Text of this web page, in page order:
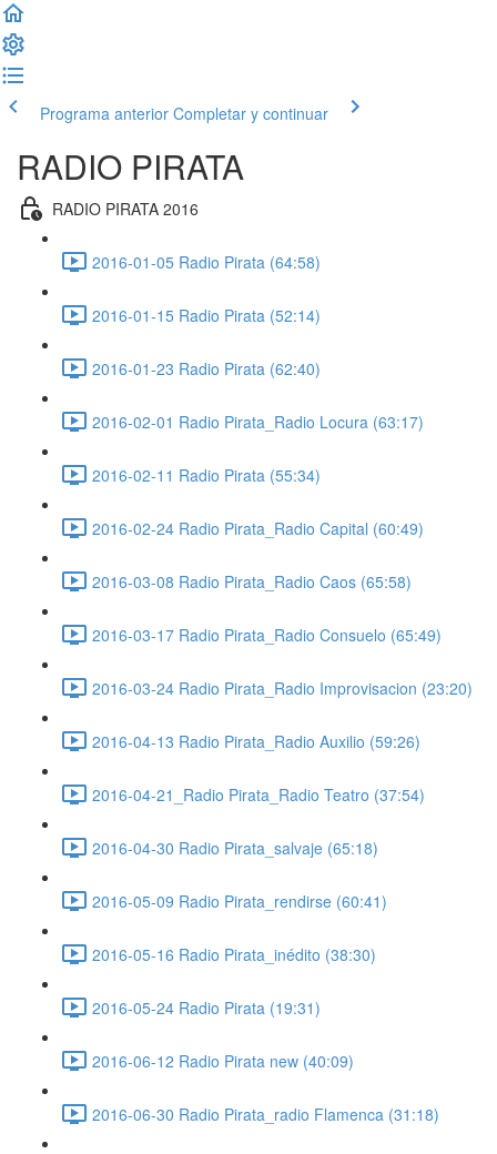
Programa anterior Completar y continuar
RADIO PIRATA
RADIO PIRATA 2016
2016-01-05 Radio Pirata (64:58)
2016-01-15 Radio Pirata (52:14)
2016-01-23 Radio Pirata (62:40)
2016-02-01 Radio Pirata_Radio Locura (63:17)
2016-02-11 Radio Pirata (55:34)
2016-02-24 Radio Pirata_Radio Capital (60:49)
2016-03-08 Radio Pirata_Radio Caos (65:58)
2016-03-17 Radio Pirata_Radio Consuelo (65:49)
2016-03-24 Radio Pirata_Radio Improvisacion (23:20)
2016-04-13 Radio Pirata_Radio Auxilio (59:26)
2016-04-21_Radio Pirata_Radio Teatro (37:54)
2016-04-30 Radio Pirata_salvaje (65:18)
2016-05-09 Radio Pirata_rendirse (60:41)
2016-05-16 Radio Pirata_inédito (38:30)
2016-05-24 Radio Pirata (19:31)
2016-06-12 Radio Pirata new (40:09)
2016-06-30 Radio Pirata_radio Flamenca (31:18)